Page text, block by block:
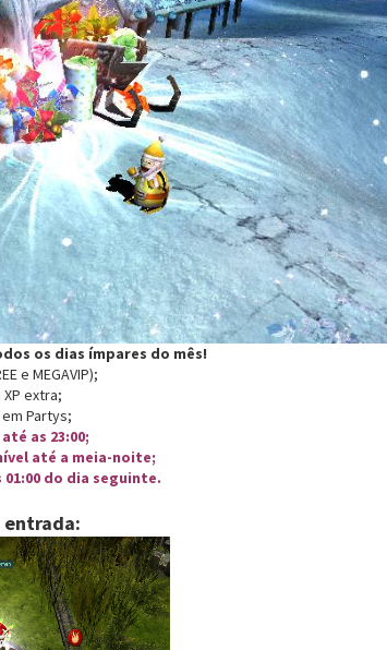
os dias ímpares do mês!
e MEGAVIP);
extra;
Partys;
as 23:00;
até a meia-noite;
do dia seguinte.
entrada: